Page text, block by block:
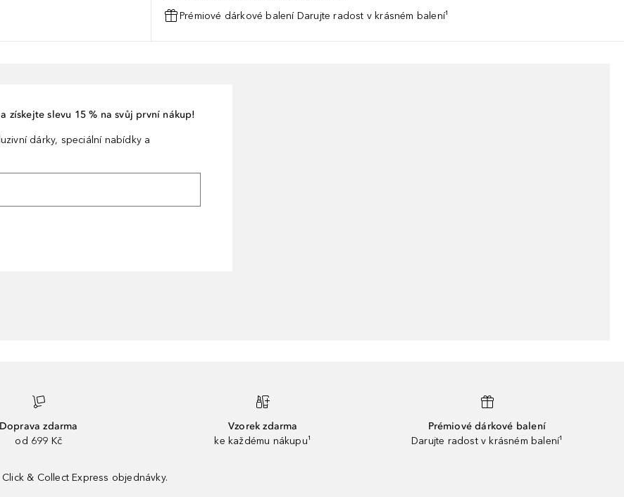
Prémiové dárkové balení Darujte radost v krásném balení¹
získejte slevu 15 % na svůj první nákup!
dárky, speciální nabídky a
Doprava zdarma
od 699 Kč
Vzorek zdarma
ke každému nákupu¹
Prémiové dárkové balení
Darujte radost v krásném balení¹
& Collect Express objednávky.